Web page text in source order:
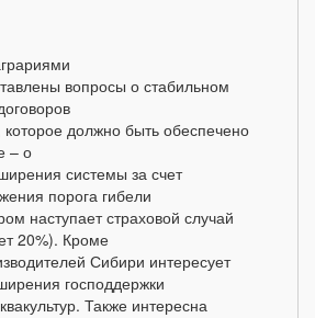
вопросы о стабильном
которое должно быть обеспечено
– о
системы за счет
порога гибели
наступает страховой случай
20%). Кроме
Сибири интересует
господдержки
Также интересна